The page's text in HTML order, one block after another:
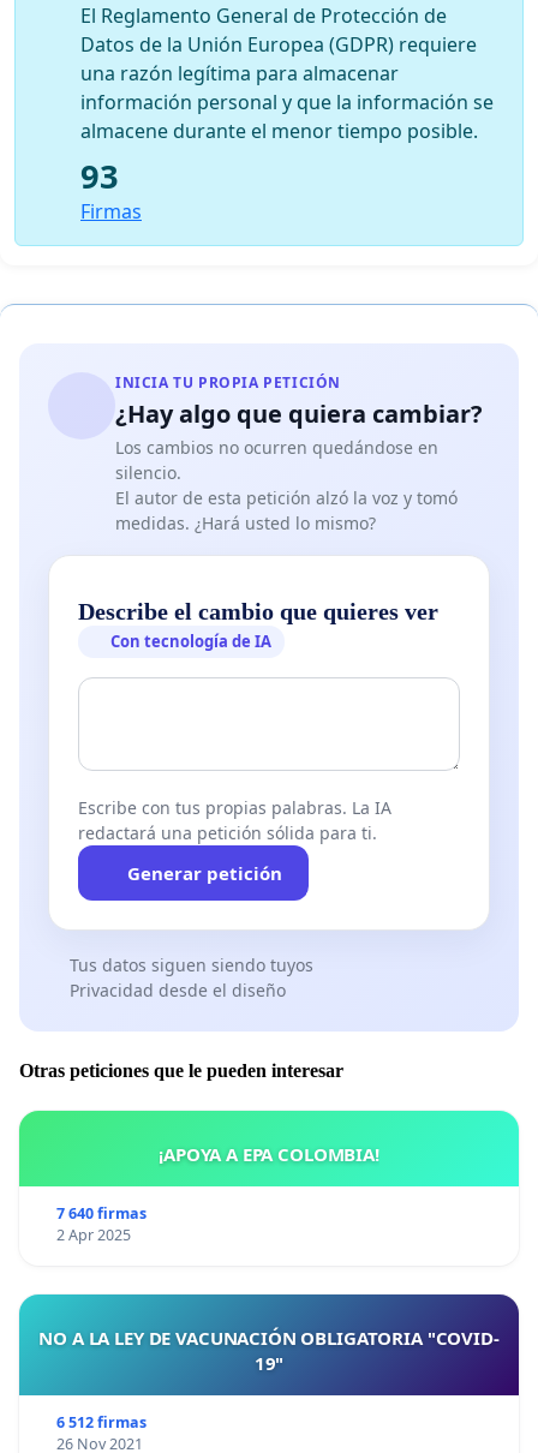
El Reglamento General de Protección de
Datos de la Unión Europea (GDPR) requiere
una razón legítima para almacenar
información personal y que la información se
almacene durante el menor tiempo posible.
93
Firmas
INICIA TU PROPIA PETICIÓN
¿Hay algo que quiera cambiar?
Los cambios no ocurren quedándose en
silencio.
El autor de esta petición alzó la voz y tomó
medidas. ¿Hará usted lo mismo?
Describe el cambio que quieres ver
Con tecnología de IA
Escribe con tus propias palabras. La IA
redactará una petición sólida para ti.
Generar petición
Tus datos siguen siendo tuyos
Privacidad desde el diseño
Otras peticiones que le pueden interesar
¡APOYA A EPA COLOMBIA!
7 640 firmas
2 Apr 2025
NO A LA LEY DE VACUNACIÓN OBLIGATORIA "COVID-
19"
6 512 firmas
26 Nov 2021